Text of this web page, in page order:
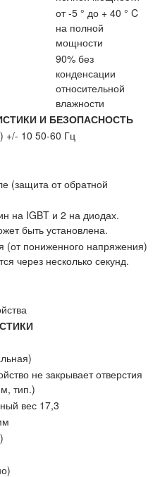
от -5 ° до + 40 ° C
на полной
мощности
90% без
конденсации
относительной
влажности
И БЕЗОПАСНОСТЬ
+/- 10 50-60 Гц
(защита от обратной
на IGBT и 2 на диодах.
быть установлена.
(от пониженного напряжения)
через несколько секунд.
не закрывает отверстия
тип.)
вес 17,3